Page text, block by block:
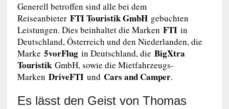
Generell betroffen sind alle bei dem
ReiseanbieterFTI Touristik GmbHgebuchten
Leistungen. Dies beinhaltet die Marken FTIin
Deutschland, Österreich und den Niederlanden, die
Marke 5vorFlugin Deutschland, die BigXtra
TouristikGmbH, sowie die Mietfahrzeugs-
Marken DriveFTIund Cars and Camper.
Es lässt den Geist von Thomas